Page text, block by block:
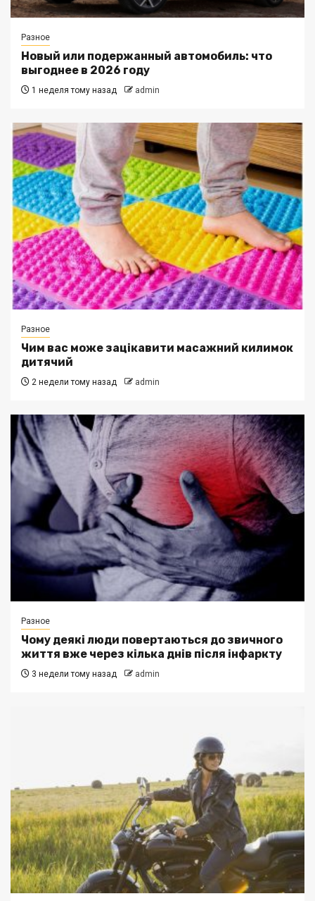
Разное
Новый или подержанный автомобиль: что
выгоднее в 2026 году
1 неделя тому назад admin
Разное
Чим вас може зацікавити масажний килимок
дитячий
2 недели тому назад admin
Разное
Чому деякі люди повертаються до звичного
життя вже через кілька днів після інфаркту
3 недели тому назад admin